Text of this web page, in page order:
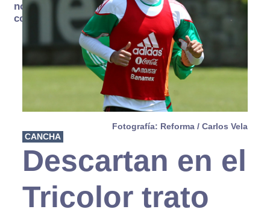
no se
consume
Fotografía: Reforma / Carlos Vela
CANCHA
Descartan en el
Tricolor trato